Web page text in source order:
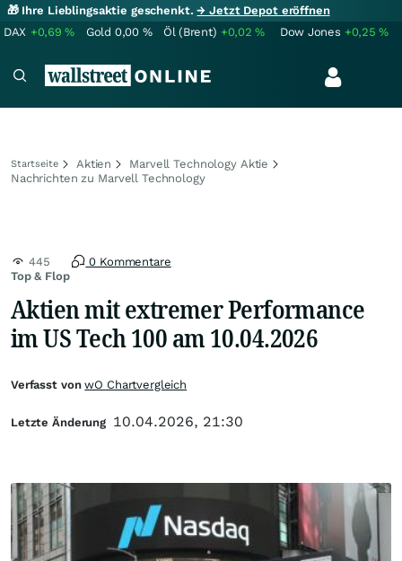
🎁 Ihre Lieblingsaktie geschenkt.→ Jetzt Depot eröffnen
DAX +0,69% Gold 0,00 % Öl (Brent) +0,02% Dow Jones +0,25%
Startseite Aktien
Marvell Technology Aktie
Nachrichten zu Marvell Technology
Top & Flop
445 0 Kommentare
Aktien mit extremer Performance
im US Tech 100 am 10.04.2026
Verfasst vonwO Chartvergleich
Letzte Änderung 10.04.2026, 21:30